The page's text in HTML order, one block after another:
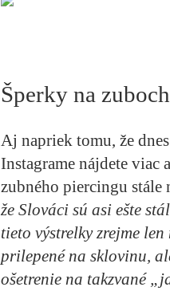
Šperky na
Aj napriek tomu, že
Instagrame nájdete viac
zubného piercingu stále
že Slováci sú asi ešte
tieto výstrelky zrejme
prilepené na sklovinu,
ošetrenie na takzvané